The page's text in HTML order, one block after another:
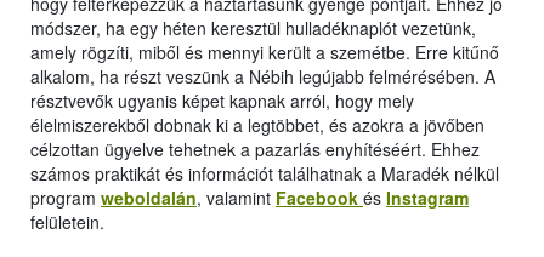
módszer, ha egy héten keresztül hulladéknaplót vezetünk,
amely rögzíti, miből és mennyi került a szemétbe. Erre kitűnő
alkalom, ha részt veszünk a Nébih legújabb felmérésében. A
résztvevők ugyanis képet kapnak arról, hogy mely
élelmiszerekből dobnak ki a legtöbbet, és azokra a jövőben
célzottan ügyelve tehetnek a pazarlás enyhítéséért. Ehhez
számos praktikát és információt találhatnak a Maradék nélkül
program weboldalán, valamint Facebook és Instagram
felületein.